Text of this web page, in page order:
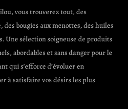
vous trouverez tout, des
bougies aux menottes, des huiles
Une sélection soigneuse de produits
abordables et sans danger pour le
qui s’efforce d’évoluer en
à satisfaire vos désirs les plus